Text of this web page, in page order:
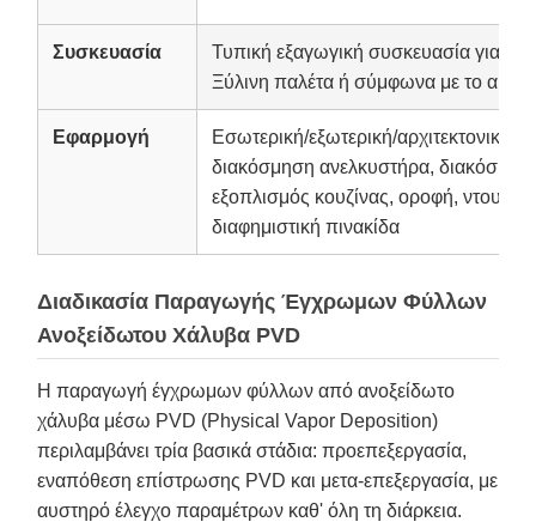
Συσκευασία
Τυπική εξαγωγική συσκευασία για
Ξύλινη παλέτα ή σύμφωνα με το
Εφαρμογή
Εσωτερική/εξωτερική/αρχιτεκτονική/
διακόσμηση ανελκυστήρα,
εξοπλισμός κουζίνας, οροφή,
διαφημιστική πινακίδα
Διαδικασία Παραγωγής Έγχρωμων Φύλλων
Ανοξείδωτου Χάλυβα PVD
Η παραγωγή έγχρωμων φύλλων από ανοξείδωτο
χάλυβα μέσω PVD (Physical Vapor Deposition)
περιλαμβάνει τρία βασικά στάδια: προεπεξεργασία,
εναπόθεση επίστρωσης PVD και μετα-επεξεργασία, με
αυστηρό έλεγχο παραμέτρων καθ' όλη τη διάρκεια.